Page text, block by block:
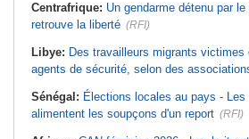
Centrafrique: Un gendarme détenu par
retrouve la liberté (RFI)
Libye: Des travailleurs migrants victimes
agents de sécurité, selon des
Sénégal: Élections locales au pays - Les
alimentent les soupçons d'un report (RFI)